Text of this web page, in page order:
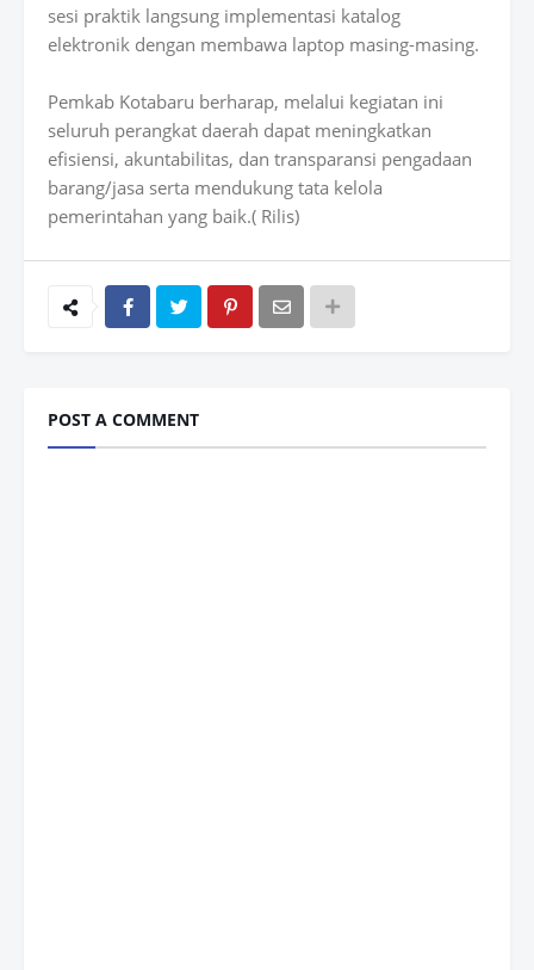
sesi praktik langsung implementasi katalog
elektronik dengan membawa laptop masing-masing.
Pemkab Kotabaru berharap, melalui kegiatan ini
seluruh perangkat daerah dapat meningkatkan
efisiensi, akuntabilitas, dan transparansi pengadaan
barang/jasa serta mendukung tata kelola
pemerintahan yang baik.( Rilis)
POST A COMMENT